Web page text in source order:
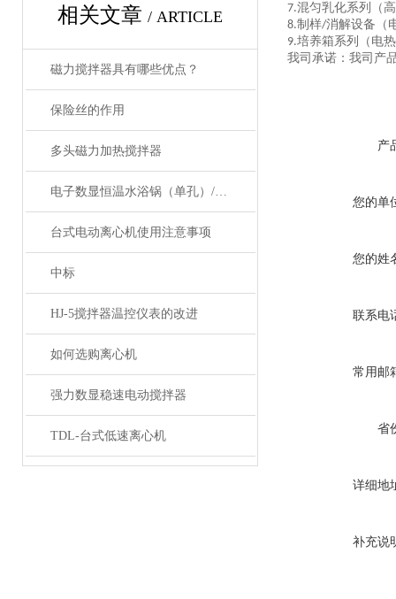
相关文章 / ARTICLE
磁力搅拌器具有哪些优点？
保险丝的作用
多头磁力加热搅拌器
电子数显恒温水浴锅（单孔）/不锈钢恒温水浴 电热水浴锅
台式电动离心机使用注意事项
中标
HJ-5搅拌器温控仪表的改进
如何选购离心机
强力数显稳速电动搅拌器
TDL-台式低速离心机
7.混匀乳化系列（
8.制样/消解设备（
9.培养箱系列（电
我司承诺：我司产
产
您的单
您的姓
联系电
常用邮
省
详细地
补充说